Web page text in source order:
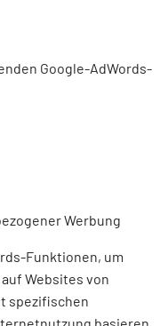
Google-AdWords-
Werbung
Funktionen, um
Websites von
spezifischen